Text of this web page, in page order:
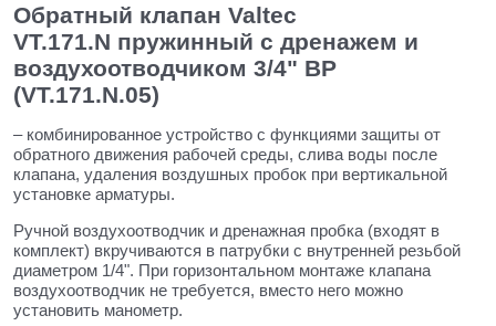
Обратный клапан Valtec
VT.171.N пружинный с дренажем и
воздухоотводчиком 3/4" ВР
(VT.171.N.05)
– комбинированное устройство с функциями защиты от
обратного движения рабочей среды, слива воды после
клапана, удаления воздушных пробок при вертикальной
установке арматуры.
Ручной воздухоотводчик и дренажная пробка (входят в
комплект) вкручиваются в патрубки с внутренней резьбой
диаметром 1/4". При горизонтальном монтаже клапана
воздухоотводчик не требуется, вместо него можно
установить манометр.